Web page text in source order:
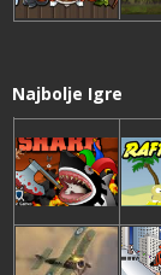
Najbolje Igre